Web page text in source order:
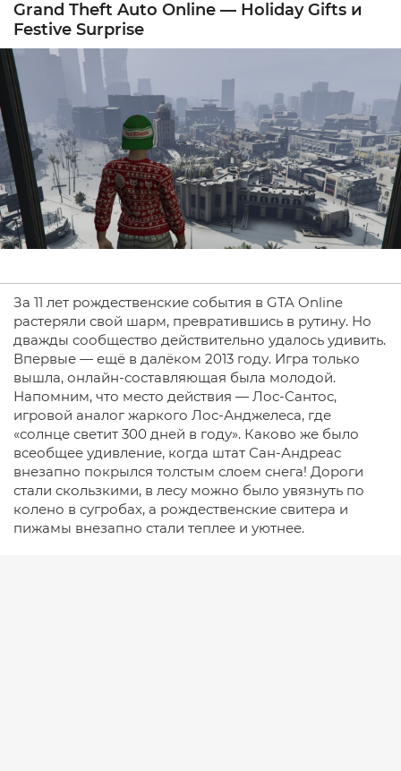
Grand Theft Auto Online — Holiday Gifts и
Festive Surprise
За 11 лет рождественские события в GTA Online
растеряли свой шарм, превратившись в рутину. Но
дважды сообщество действительно удалось удивить.
Впервые — ещё в далёком 2013 году. Игра только
вышла, онлайн-составляющая была молодой.
Напомним, что место действия — Лос-Сантос,
игровой аналог жаркого Лос-Анджелеса, где
«солнце светит 300 дней в году». Каково же было
всеобщее удивление, когда штат Сан-Андреас
внезапно покрылся толстым слоем снега! Дороги
стали скользкими, в лесу можно было увязнуть по
колено в сугробах, а рождественские свитера и
пижамы внезапно стали теплее и уютнее.